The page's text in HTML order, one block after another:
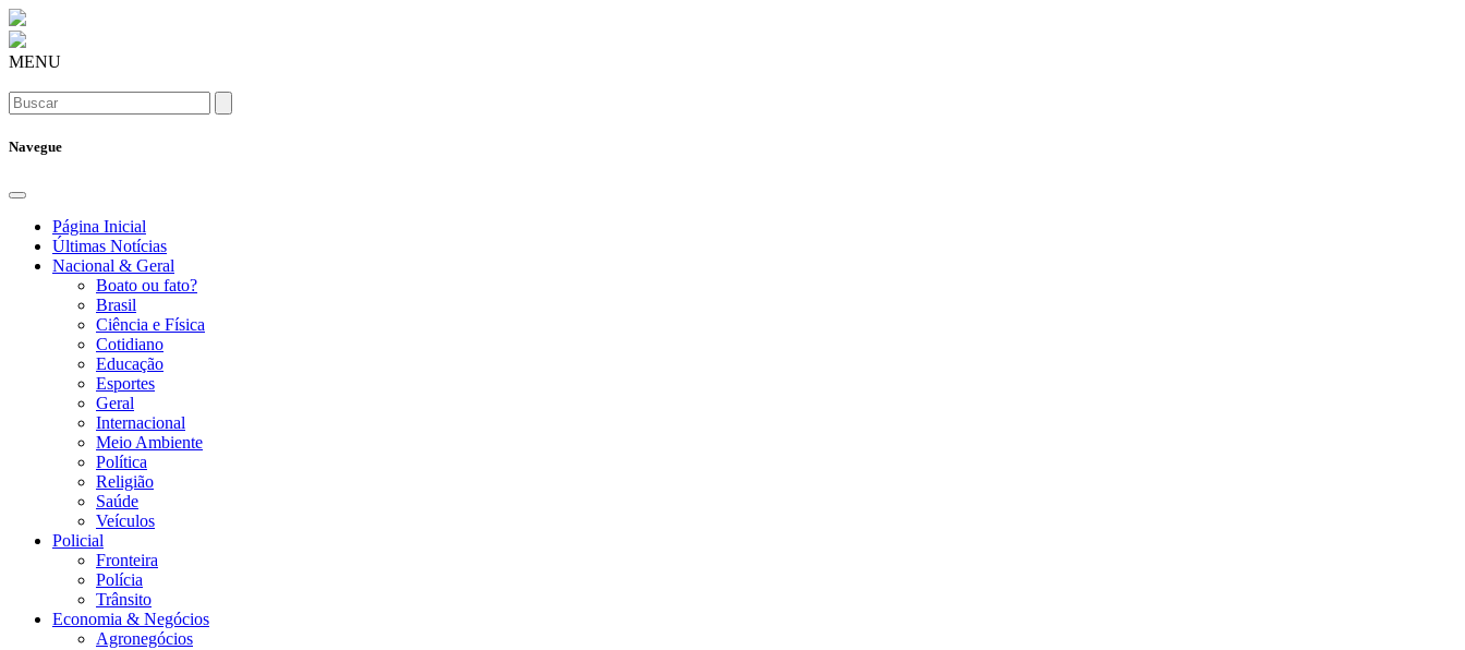
MENU
Navegue
Página Inicial
Últimas Notícias
Nacional & Geral
Boato ou fato?
Brasil
Ciência e Física
Cotidiano
Educação
Esportes
Geral
Internacional
Meio Ambiente
Política
Religião
Saúde
Veículos
Policial
Fronteira
Polícia
Trânsito
Economia & Negócios
Agronegócios